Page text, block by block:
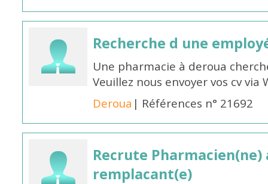
Recherche d une
Une pharmacie à deroua
Veuillez nous envoyer vos cv via
Deroua | Références n° 21692
Recrute
remplacant(e)